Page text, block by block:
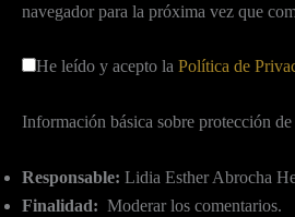
navegador para la próxima vez que
He leído y acepto la Política de
Información básica sobre protección de
Responsable: Lidia Esther Abrocha
Finalidad: Moderar los comentarios.